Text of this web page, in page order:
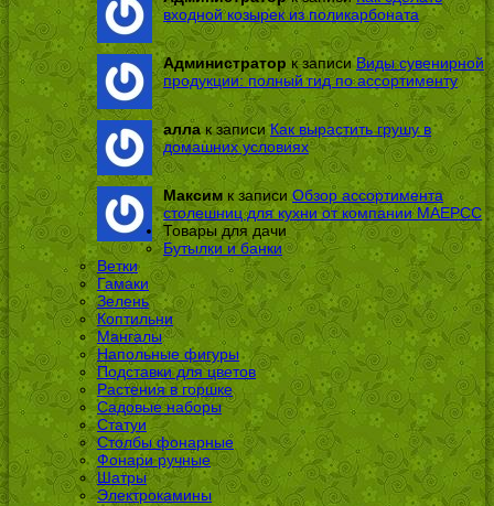
входной козырек из поликарбоната
Администратор к записиВиды сувенирной
продукции: полный гид по ассортименту
алла к записиКак вырастить грушу в
домашних условиях
Максим к записиОбзор ассортимента
столешниц для кухни от компании МАЕРСС
Товары для дачи
Бутылки и банки
Ветки
Гамаки
Зелень
Коптильни
Мангалы
Напольные фигуры
Подставки для цветов
Растения в горшке
Садовые наборы
Статуи
Столбы фонарные
Фонари ручные
Шатры
Электрокамины